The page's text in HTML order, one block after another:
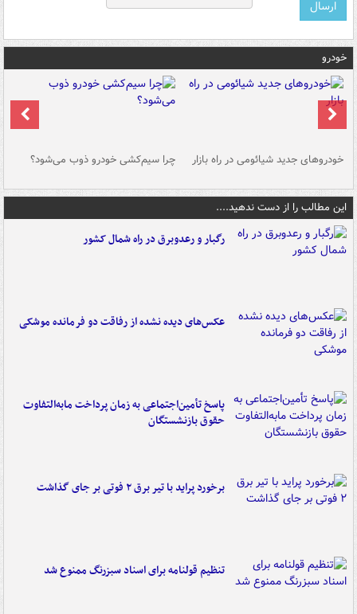
خودرو
خودروهای جدید شیائومی در راه بازار چرا سیم‌کشی خودرو ذوب می‌شود؟
این مطالب را از دست ندهید....
رگبار و رعدوبرق در راه شمال کشور
عکس‌های دیده نشده از رفاقت دو فرمانده‌ موشکی
پاسخ تأمین‌اجتماعی به زمان پرداخت مابه‌التفاوت
حقوق بازنشستگان
برخورد پراید با تیر برق ۲ فوتی بر جای گذاشت
تنظیم قولنامه برای اسناد سبزرنگ ممنوع شد